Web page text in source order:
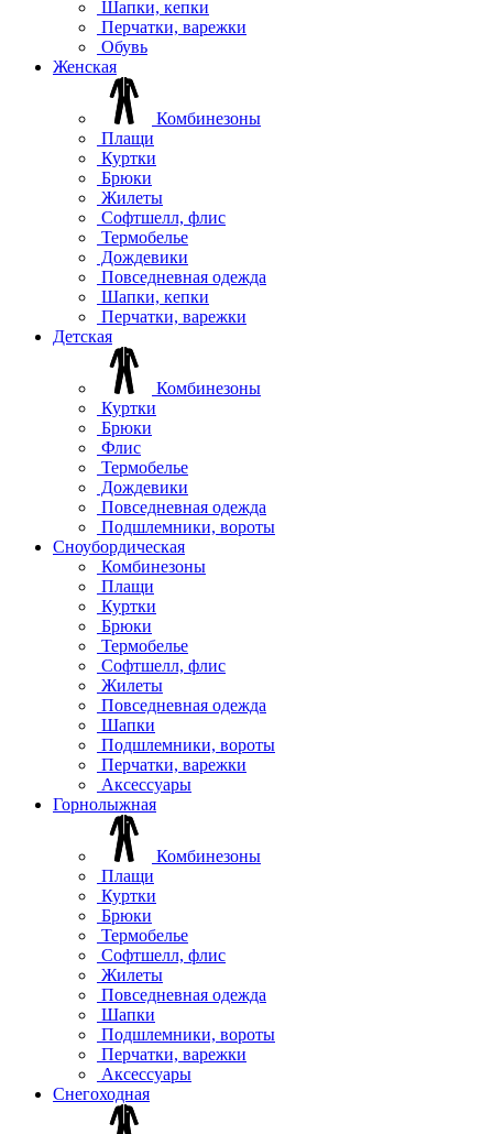
Шапки, кепки
Перчатки, варежки
Обувь
Женская
Комбинезоны
Плащи
Куртки
Брюки
Жилеты
Софтшелл, флис
Термобелье
Дождевики
Повседневная одежда
Шапки, кепки
Перчатки, варежки
Детская
Комбинезоны
Куртки
Брюки
Флис
Термобелье
Дождевики
Повседневная одежда
Подшлемники, вороты
Сноубордическая
Комбинезоны
Плащи
Куртки
Брюки
Термобелье
Софтшелл, флис
Жилеты
Повседневная одежда
Шапки
Подшлемники, вороты
Перчатки, варежки
Аксессуары
Горнолыжная
Комбинезоны
Плащи
Куртки
Брюки
Термобелье
Софтшелл, флис
Жилеты
Повседневная одежда
Шапки
Подшлемники, вороты
Перчатки, варежки
Аксессуары
Снегоходная